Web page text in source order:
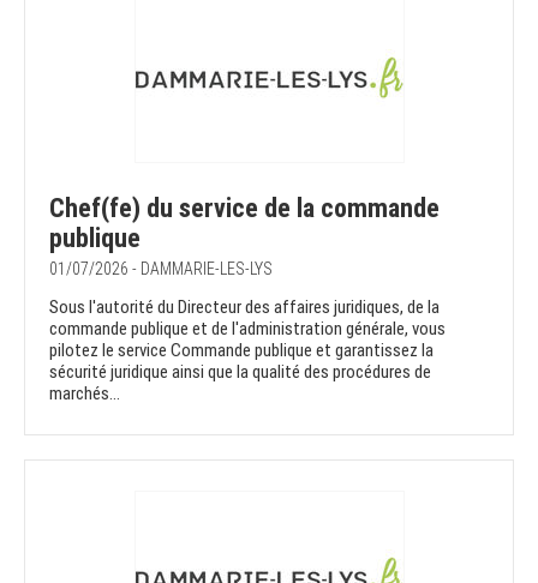
Chef(fe) du service de la commande
publique
01/07/2026 - DAMMARIE-LES-LYS
Sous l'autorité du Directeur des affaires juridiques, de la
commande publique et de l'administration générale, vous
pilotez le service Commande publique et garantissez la
sécurité juridique ainsi que la qualité des procédures de
marchés...